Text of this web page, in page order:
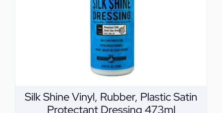
Silk Shine Vinyl, Rubber, Plastic Satin
Protectant Dressing 473ml